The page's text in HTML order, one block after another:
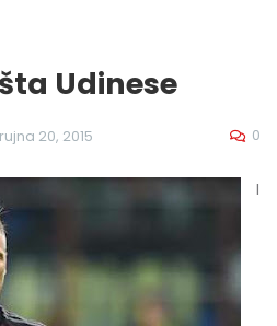
Udinese
rujna 20, 2015 0
I